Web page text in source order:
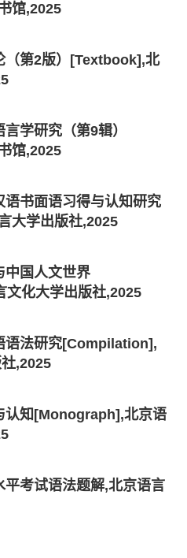
馆,2025
（第2版）[Textbook],北
学研究（第9辑）
馆,2025
书面语习得与认知研究
大学出版社,2025
国人文世界
化大学出版社,2025
语法研究[Compilation],
,2025
认知[Monograph],北京语
考试语法题解,北京语言